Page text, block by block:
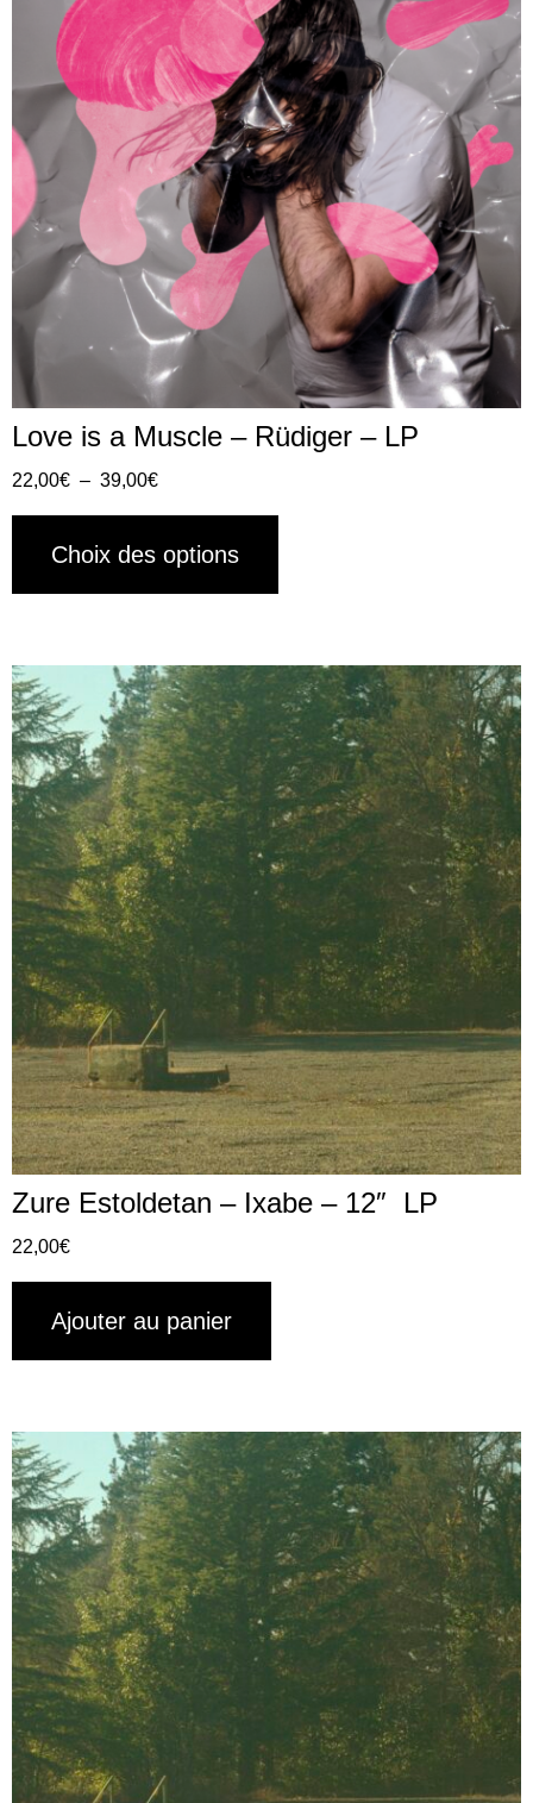
Love is a Muscle – Rüdiger – LP
22,00€ – 39,00€
Choix des options
Zure Estoldetan – Ixabe – 12″ LP
22,00€
Ajouter au panier